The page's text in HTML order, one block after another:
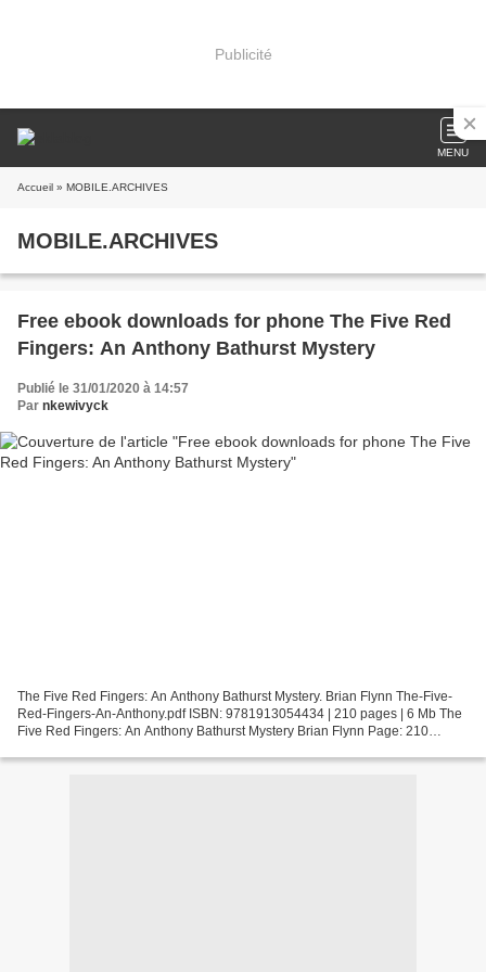
Publicité
MENU
Accueil » MOBILE.ARCHIVES
MOBILE.ARCHIVES
Free ebook downloads for phone The Five Red
Fingers: An Anthony Bathurst Mystery
Publié le 31/01/2020 à 14:57
Par nkewivyck
The Five Red Fingers: An Anthony Bathurst Mystery. Brian Flynn The-Five-
Red-Fingers-An-Anthony.pdf ISBN: 9781913054434 | 210 pages | 6 Mb The
Five Red Fingers: An Anthony Bathurst Mystery Brian Flynn Page: 210